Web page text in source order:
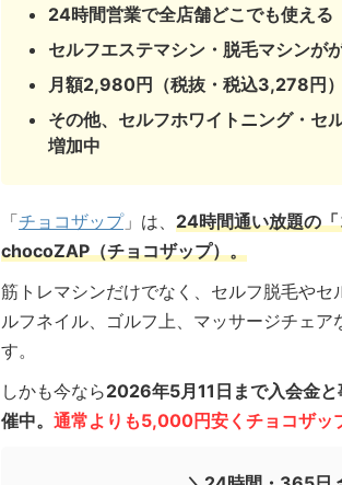
24時間営業で全店舗どこでも使える
セルフエステマシン・脱毛マシンが
月額2,980円（税抜・税込3,278円
その他、セルフホワイトニング・セ
増加中
「チョコザップ」は、 24時間通い放題の
chocoZAP（チョコザップ）。
筋トレマシンだけでなく、セルフ脱毛や
ルフネイル、ゴルフ上、マッサージチェ
す。
しかも今なら2026年5月11日まで入会金
催中。 通常よりも5,000円安くチョコザッ